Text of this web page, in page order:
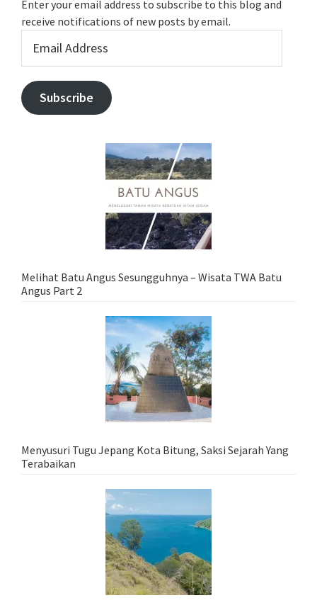
Enter your email address to subscribe to this blog and
receive notifications of new posts by email.
Address
Subscribe
Melihat Batu Angus Sesungguhnya – Wisata TWA Batu
Angus Part 2
Menyusuri Tugu Jepang Kota Bitung, Saksi Sejarah Yang
Terabaikan